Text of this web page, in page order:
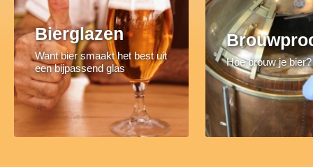
Bierglazen
Want bier smaakt het best uit
een bijpassend glas
Hoe brouw je bier?